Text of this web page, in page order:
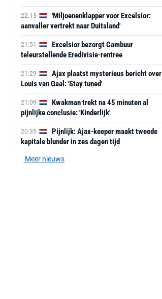
22:13
'Miljoenenklapper voor Excelsior:
aanvaller vertrekt naar Duitsland'
21:51
Excelsior bezorgt Cambuur
teleurstellende Eredivisie-rentree
21:29
Ajax plaatst mysterieus bericht over
Louis van Gaal: 'Stay tuned'
21:09
Kwakman trekt na 45 minuten al
pijnlijke conclusie: 'Kinderlijk'
20:35
Pijnlijk: Ajax-keeper maakt tweede
kapitale blunder in zes dagen tijd
Meer nieuws